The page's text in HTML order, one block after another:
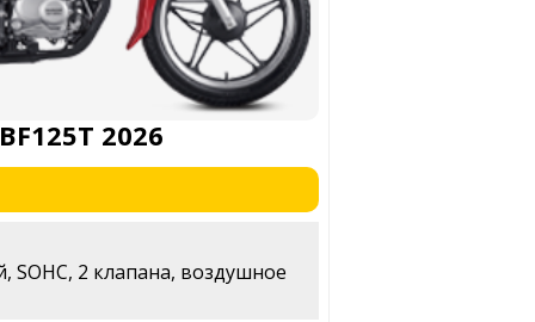
2026
2 клапана, воздушное